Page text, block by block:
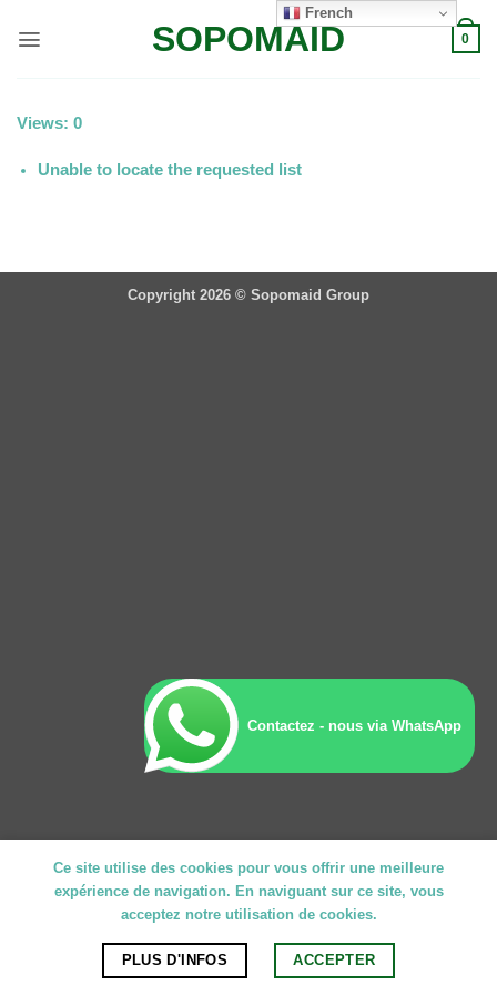
SOPOMAID 0
Views: 0
Unable to locate the requested list
Copyright 2026 © Sopomaid Group
French
Ce site utilise des cookies pour vous offrir une meilleure
expérience de navigation. En naviguant sur ce site, vous
acceptez notre utilisation de cookies.
PLUS D'INFOS ACCEPTER
Contactez - nous via WhatsApp